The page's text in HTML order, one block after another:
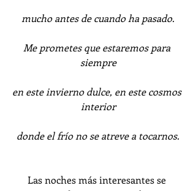
mucho antes de cuando ha pasado.
Me prometes que estaremos para
siempre
en este invierno dulce, en este cosmos
interior
donde el frío no se atreve a tocarnos.
Las noches más interesantes se